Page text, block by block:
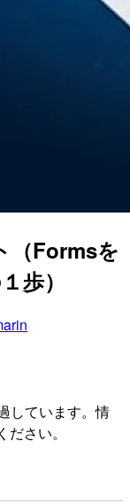
（Formsを
歩）
しています。情
さい。